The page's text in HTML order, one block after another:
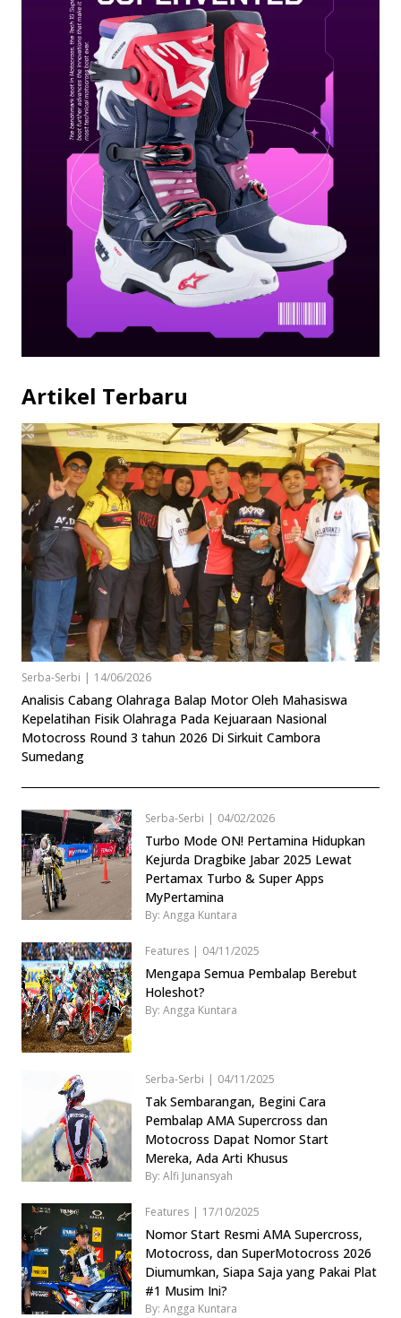
Artikel Terbaru
Serba-Serbi | 14/06/2026
Analisis Cabang Olahraga Balap Motor Oleh Mahasiswa
Kepelatihan Fisik Olahraga Pada Kejuaraan Nasional
Motocross Round 3 tahun 2026 Di Sirkuit Cambora
Sumedang
Serba-Serbi | 04/02/2026
Turbo Mode ON! Pertamina Hidupkan
Kejurda Dragbike Jabar 2025 Lewat
Pertamax Turbo & Super Apps
MyPertamina
By: Angga Kuntara
Features | 04/11/2025
Mengapa Semua Pembalap Berebut
Holeshot?
By: Angga Kuntara
Serba-Serbi | 04/11/2025
Tak Sembarangan, Begini Cara
Pembalap AMA Supercross dan
Motocross Dapat Nomor Start
Mereka, Ada Arti Khusus
By: Alfi Junansyah
Features | 17/10/2025
Nomor Start Resmi AMA Supercross,
Motocross, dan SuperMotocross 2026
Diumumkan, Siapa Saja yang Pakai Plat
#1 Musim Ini?
By: Angga Kuntara